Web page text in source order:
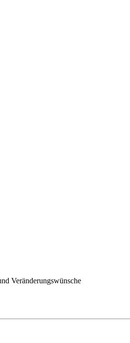
Veränderungswünsche